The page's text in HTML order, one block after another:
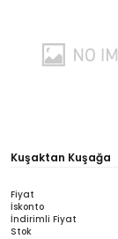
Kuşaktan Kuşağa
Fiyat
İskonto
İndirimli Fiyat
Stok